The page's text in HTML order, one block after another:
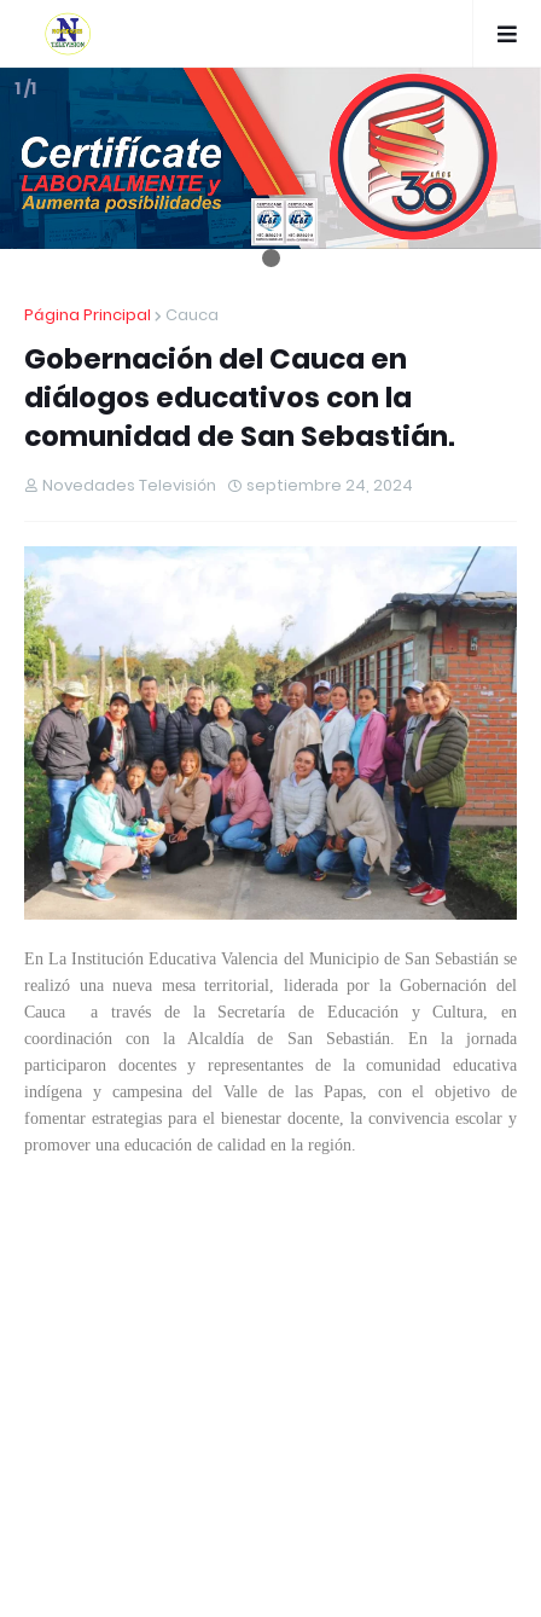
1 /1
Página Principal Cauca
Gobernación del Cauca en
diálogos educativos con la
comunidad de San Sebastián.
Novedades Televisión septiembre 24, 2024
En La Institución Educativa Valencia del Municipio de San Sebastián se
realizó una nueva mesa territorial, liderada por la Gobernación del
Cauca a través de la Secretaría de Educación y Cultura, en
coordinación con la Alcaldía de San Sebastián. En la jornada
participaron docentes y representantes de la comunidad educativa
indígena y campesina del Valle de las Papas, con el objetivo de
fomentar estrategias para el bienestar docente, la convivencia escolar y
promover una educación de calidad en la región.